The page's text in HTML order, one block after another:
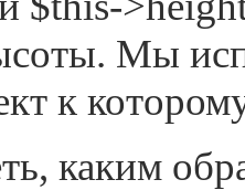
Мы
к
каким